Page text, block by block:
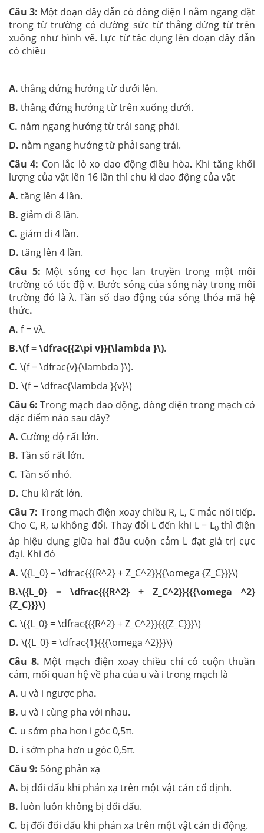
Câu 3: Một đoạn dây dẫn có dòng điện I nằm ngang đặt
trong từ trường có đường sức từ thẳng đứng từ trên
xuống như hình vẽ. Lực từ tác dụng lên đoạn dây dẫn
có chiều
A. thẳng đứng hướng từ dưới lên.
B. thẳng đứng hướng từ trên xuống dưới.
C. nằm ngang hướng từ trái sang phải.
D. nằm ngang hướng từ phải sang trái.
Câu 4: Con lắc lò xo dao động điều hòa. Khi tăng khối
lượng của vật lên 16 lần thì chu kì dao động của vật
A. tăng lên 4 lần.
B. giảm đi 8 lần.
C. giảm đi 4 lần.
D. tăng lên 4 lần.
Câu 5: Một sóng cơ học lan truyền trong một môi
trường có tốc độ v. Bước sóng của sóng này trong môi
trường đó là λ. Tần số dao động của sóng thỏa mã hệ
thức.
A. f = vλ.
B.\(f = \dfrac{{2\pi v}}{\lambda }\).
C. \(f = \dfrac{v}{\lambda }\).
D. \(f = \dfrac{\lambda }{v}\)
Câu 6: Trong mạch dao động, dòng điện trong mạch có
đặc điểm nào sau đây?
A. Cường độ rất lớn.
B. Tần số rất lớn.
C. Tần số nhỏ.
D. Chu kì rất lớn.
Câu 7: Trong mạch điện xoay chiều R, L, C mắc nối tiếp.
Cho C, R, ω không đổi. Thay đổi L đến khi L = L0thì điện
áp hiệu dụng giữa hai đầu cuộn cảm L đạt giá trị cực
đại. Khi đó
A. \({L_0} = \dfrac{{{R^2} + Z_C^2}}{{\omega {Z_C}}}\)
B.\({L_0} = \dfrac{{{R^2} + Z_C^2}}{{{\omega ^2}
{Z_C}}}\)
C. \({L_0} = \dfrac{{{R^2} + Z_C^2}}{{{Z_C}}}\)
D. \({L_0} = \dfrac{1}{{{\omega ^2}}}\)
Câu 8. Một mạch điện xoay chiều chỉ có cuộn thuần
cảm, mối quan hệ về pha của u và i trong mạch là
A. u và i ngược pha.
B. u và i cùng pha với nhau.
C. u sớm pha hơn i góc 0,5π.
D. i sớm pha hơn u góc 0,5π.
Câu 9: Sóng phản xạ
A. bị đổi dấu khi phản xạ trên một vật cản cố định.
B. luôn luôn không bị đổi dấu.
C. bị đổi đổi dấu khi phản xa trên một vật cản di động.